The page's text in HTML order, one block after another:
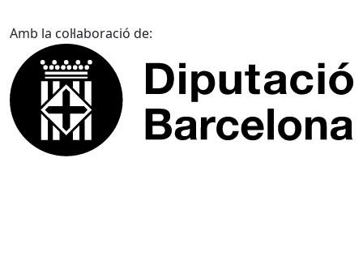
Amb la col·laboració de: